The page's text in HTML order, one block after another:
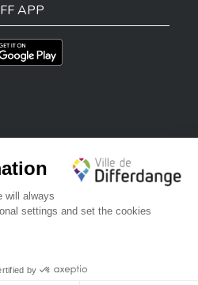
APP
Storel'app sur Play Store
. City of Differdange
✕
comment puis-je vous aider ?